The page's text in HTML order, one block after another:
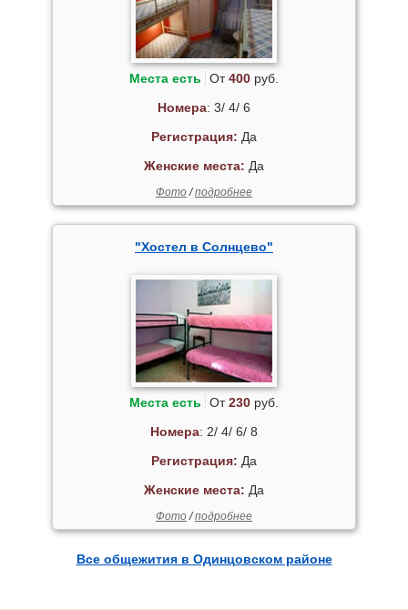
Места есть От400руб.
Номера: 3/ 4/ 6
Регистрация: Да
Женские места: Да
Фото/подробнее
"Хостел в Солнцево"
Места есть От230руб.
Номера: 2/ 4/ 6/ 8
Регистрация: Да
Женские места: Да
Фото/подробнее
Все общежития в Одинцовском районе